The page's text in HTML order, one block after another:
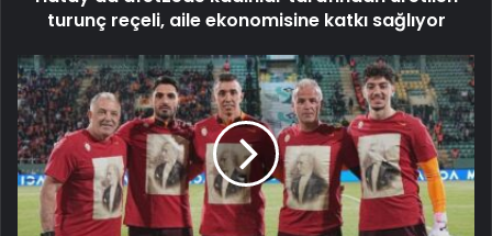
turunç reçeli, aile ekonomisine katkı sağlıyor